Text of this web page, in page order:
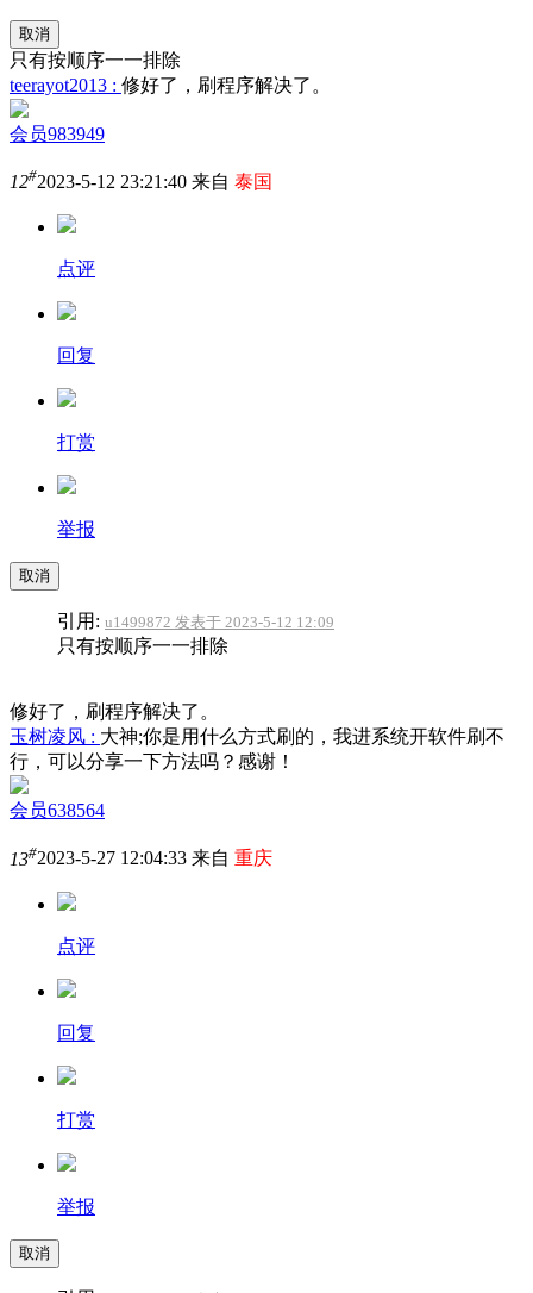
取消
只有按顺序一一排除
teerayot2013 : 修好了，刷程序解决了。
会员983949
12#2023-5-12 23:21:40 来自 泰国
点评
回复
打赏
举报
取消
引用: u1499872 发表于 2023-5-12 12:09
只有按顺序一一排除
修好了，刷程序解决了。
玉树凌风 : 大神;你是用什么方式刷的，我进系统开软件刷不
行，可以分享一下方法吗？感谢！
会员638564
13#2023-5-27 12:04:33 来自 重庆
点评
回复
打赏
举报
取消